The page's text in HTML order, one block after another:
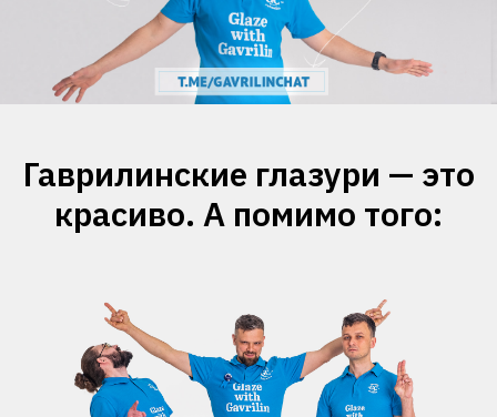
Гаврилинские глазури — это
красиво. А помимо того: